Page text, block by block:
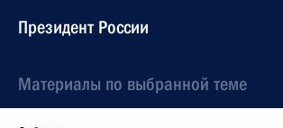
Президент России
Материалы по выбранной теме